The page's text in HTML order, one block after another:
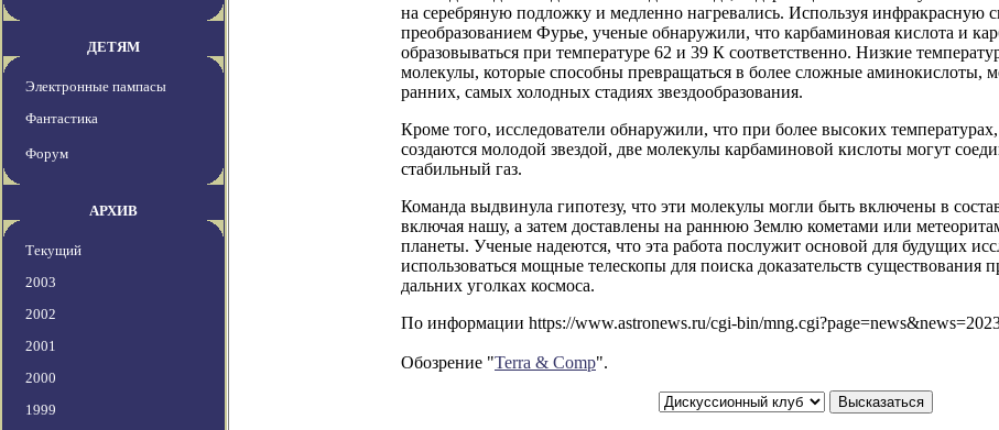
ДЕТЯМ
Электронные пампасы
Фантастика
Форум
АРХИВ
Текущий
2003
2002
2001
2000
1999
на серебряную подложку и медленно нагревались. Используя инфракрасную
преобразованием Фурье, ученые обнаружили, что карбаминовая кислота и
образовываться при температуре 62 и 39 К соответственно. Низкие
молекулы, которые способны превращаться в более сложные аминокислоты,
ранних, самых холодных стадиях звездообразования.
Кроме того, исследователи обнаружили, что при более высоких
создаются молодой звездой, две молекулы карбаминовой кислоты могут
стабильный газ.
Команда выдвинула гипотезу, что эти молекулы могли быть включены в
включая нашу, а затем доставлены на раннюю Землю кометами или
планеты. Ученые надеются, что эта работа послужит основой для будущих
использоваться мощные телескопы для поиска доказательств существования
дальних уголках космоса.
По информации https://www.astronews.ru/cgi-bin/
Обозрение "Terra & Comp".